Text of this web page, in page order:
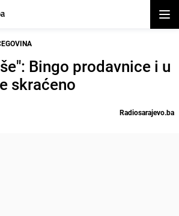
Bingo prodavnice i u
skraćeno
Radiosarajevo.ba